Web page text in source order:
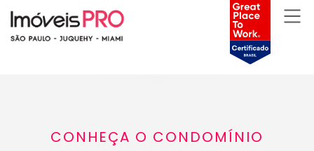
CONHEÇA O CONDOMÍNIO